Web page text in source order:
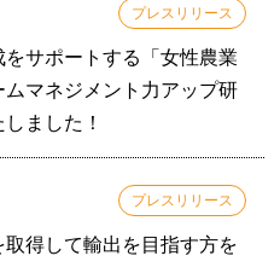
プレスリリース
サポートする「女性農業
マネジメント力アップ研
ました！
プレスリリース
得して輸出を目指す方を